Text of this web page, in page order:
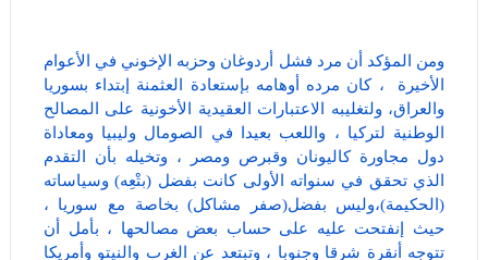
ومن المؤكد أن مرد فشل أردوغان وحزبه الإخوني في الأعوام
الأخيرة ، كان مرده أوهامه بإستعادة العثمنة إبتداء بسوريا
والعراق، ولتغليبه الاعتبارات العقيدية الأخونية على المصالح
الوطنية لتركيا ، واللعب بعيدا في الصومال وليبيا ومعاداة
دول مجاورة كاليونان وقبرص ومصر ، وتخيله بأن التقدم
الذي تحقق في سنواته الأولى كانت بفضل (بتْعِه) وسياساته
(الحكيمة)،وليس بفضل(صفر مشاكل) بخاصة مع سوريا ،
حيث إنفتحت عليه على حساب بعض مصالحها ، بأمل أن
تتوجه أنقرة شرقا وجنوبا ، وتبتعد عن الغرب والنيتو وأمريكا